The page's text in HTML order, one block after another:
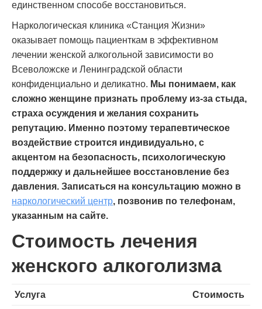
единственном способе восстановиться.
Наркологическая клиника «Станция Жизни»
оказывает помощь пациенткам в эффективном
лечении женской алкогольной зависимости во
Всеволожске и Ленинградской области
конфиденциально и деликатно. Мы понимаем, как
сложно женщине признать проблему из-за стыда,
страха осуждения и желания сохранить
репутацию. Именно поэтому терапевтическое
воздействие строится индивидуально, с
акцентом на безопасность, психологическую
поддержку и дальнейшее восстановление без
давления. Записаться на консультацию можно в
наркологический центр, позвонив по телефонам,
указанным на сайте.
Стоимость лечения
женского алкоголизма
Услуга Стоимость